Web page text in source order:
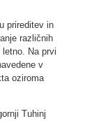
prireditev in
različnih
Na prvi
v
oziroma
Tuhinj